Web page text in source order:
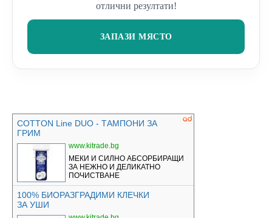
отлични резултати!
ЗАПАЗИ МЯСТО